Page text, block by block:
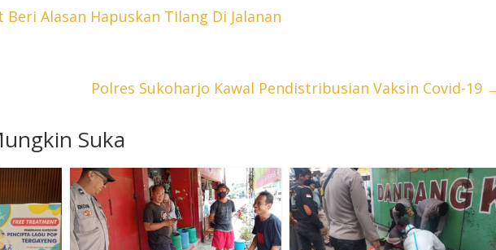
Alasan Hapuskan Tilang Di Jalanan
Polres Sukoharjo Kawal Pendistribusian Vaksin Covid-19
Suka